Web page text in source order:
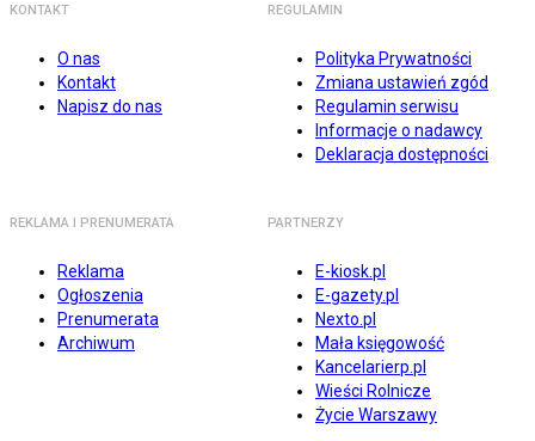
KONTAKT
O nas
Kontakt
Napisz do nas
REGULAMIN
Polityka Prywatności
Zmiana ustawień zgód
Regulamin serwisu
Informacje o nadawcy
Deklaracja dostępności
REKLAMA I PRENUMERATA
Reklama
Ogłoszenia
Prenumerata
Archiwum
PARTNERZY
E-kiosk.pl
E-gazety.pl
Nexto.pl
Mała księgowość
Kancelarierp.pl
Wieści Rolnicze
Życie Warszawy